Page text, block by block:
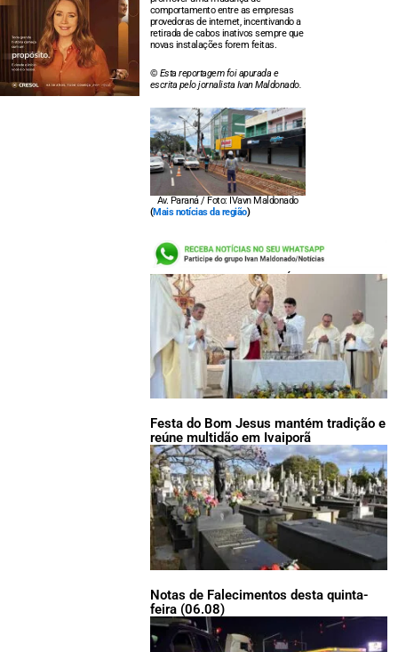
comportamento entre as empresas
provedoras de internet, incentivando a
retirada de cabos inativos sempre que
novas instalações forem feitas.
© Esta reportagem foi apurada e
escrita pelo jornalista Ivan Maldonado.
Av. Paraná / Foto: IVavn Maldonado
(Mais notícias da região)
LEIA TAMBÉM:
Festa do Bom Jesus mantém tradição e
reúne multidão em Ivaiporã
Notas de Falecimentos desta quinta-
feira (06.08)